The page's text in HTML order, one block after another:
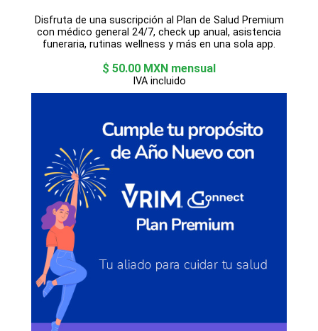
Disfruta de una suscripción al Plan de Salud Premium
con médico general 24/7, check up anual, asistencia
funeraria, rutinas wellness y más en una sola app.
$ 50.00 MXN mensual
IVA incluido